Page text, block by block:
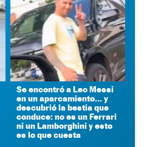
Se encontró a Leo Messi
en un aparcamiento... y
descubrió la bestia que
conduce: no es un Ferrari
ni un Lamborghini y esto
es lo que cuesta